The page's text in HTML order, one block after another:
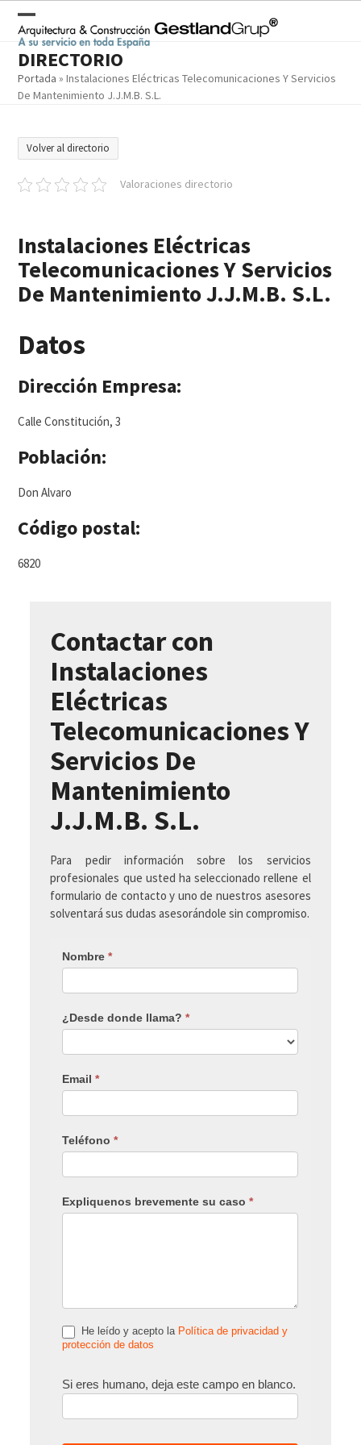
contentOpen
mobile
menu
Close
mobile
menu
DIRECTORIO
Portada »Instalaciones Eléctricas Telecomunicaciones Y Servicios
De Mantenimiento J.J.M.B. S.L.
Volver al directorio
Valoraciones directorio
Instalaciones Eléctricas
Telecomunicaciones Y Servicios
De Mantenimiento J.J.M.B. S.L.
Datos
Dirección Empresa:
Calle Constitución, 3
Población:
Don Alvaro
Código postal:
6820
Contactar con
Instalaciones
Eléctricas
Telecomunicaciones Y
Servicios De
Mantenimiento
J.J.M.B. S.L.
Para pedir información sobre los servicios
profesionales que usted ha seleccionado rellene el
formulario de contacto y uno de nuestros asesores
solventará sus dudas asesorándole sin compromiso.
Nombre*
¿Desde donde llama?*
Email*
Teléfono*
Expliquenos brevemente su caso*
He leído y acepto la Política de privacidad y
protección de datos
Si eres humano, deja este campo en blanco.